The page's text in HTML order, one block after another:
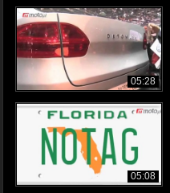
05:28
05:08